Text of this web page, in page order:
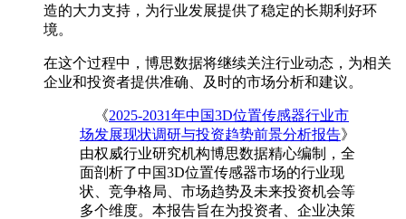
造的大力支持，为行业发展提供了稳定的长期利好环
境。
在这个过程中，博思数据将继续关注行业动态，为相关
企业和投资者提供准确、及时的市场分析和建议。
《2025-2031年中国3D位置传感器行业市
场发展现状调研与投资趋势前景分析报告》
由权威行业研究机构博思数据精心编制，全
面剖析了中国3D位置传感器市场的行业现
状、竞争格局、市场趋势及未来投资机会等
多个维度。本报告旨在为投资者、企业决策